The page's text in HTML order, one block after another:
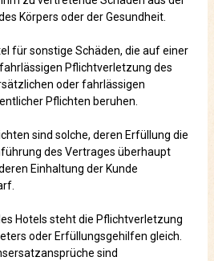
Körpers oder der Gesundheit.
für sonstige Schäden, die auf einer
Pflichtverletzung des
oder fahrlässigen
Pflichten beruhen.
sind solche, deren Erfüllung die
des Vertrages überhaupt
Einhaltung der Kunde
Hotels steht die Pflichtverletzung
oder Erfüllungsgehilfen gleich.
sind